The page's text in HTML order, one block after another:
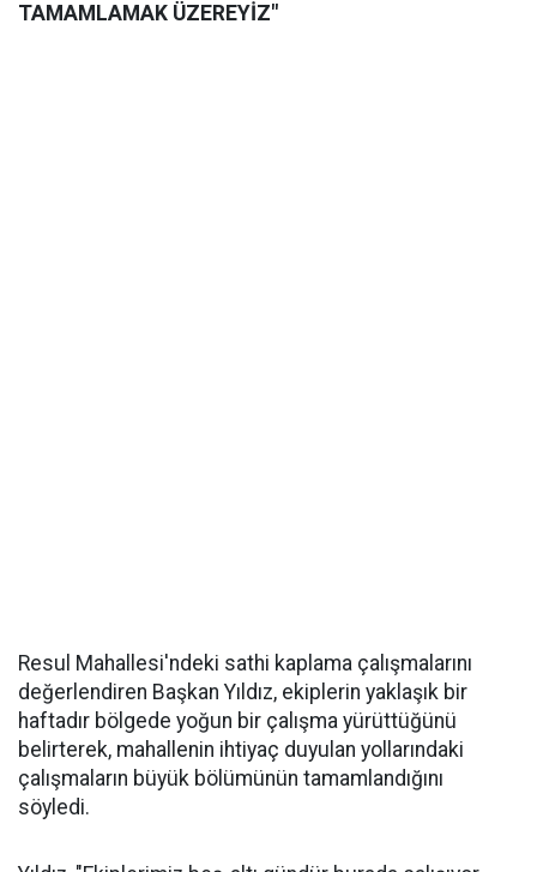
TAMAMLAMAK ÜZEREYİZ"
Resul Mahallesi'ndeki sathi kaplama çalışmalarını
değerlendiren Başkan Yıldız, ekiplerin yaklaşık bir
haftadır bölgede yoğun bir çalışma yürüttüğünü
belirterek, mahallenin ihtiyaç duyulan yollarındaki
çalışmaların büyük bölümünün tamamlandığını
söyledi.